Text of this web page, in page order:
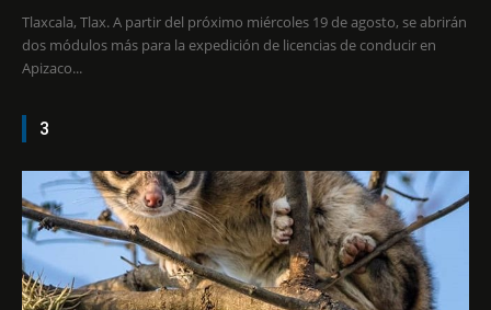
Tlaxcala, Tlax. A partir del próximo miércoles 19 de agosto, se abrirán
dos módulos más para la expedición de licencias de conducir en
Apizaco...
3